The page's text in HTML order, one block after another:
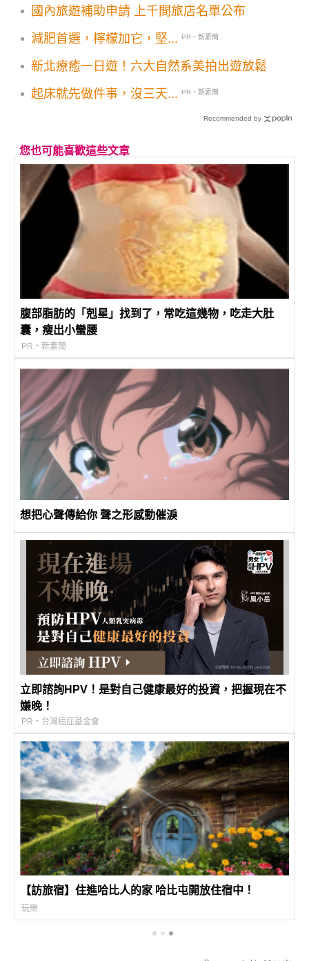
國內旅遊補助申請 上千間旅店名單公布
減肥首選，檸檬加它，堅...
PR・新素簡
新北療癒一日遊！六大自然系美拍出遊放鬆
起床就先做件事，沒三天...
PR・新素簡
Recommended by
您也可能喜歡這些文章
腹部脂肪的「剋星」找到了，常吃這幾物，吃走大肚
囊，瘦出小蠻腰
PR・新素簡
想把心聲傳給你 聲之形感動催淚
立即諮詢HPV！是對自己健康最好的投資，把握現在不
嫌晚！
PR・台灣癌症基金會
【訪旅宿】住進哈比人的家 哈比屯開放住宿中！
玩樂